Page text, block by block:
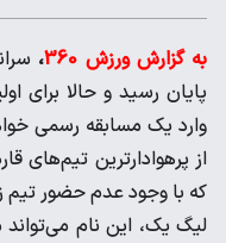
به گزارش ورزش 360 ،
پایان رسید و حالا برای
وارد یک مسابقه رسمی
از پرهوادارترین تیم‌های
که با وجود عدم حضور تیم
لیگ یک، این نام